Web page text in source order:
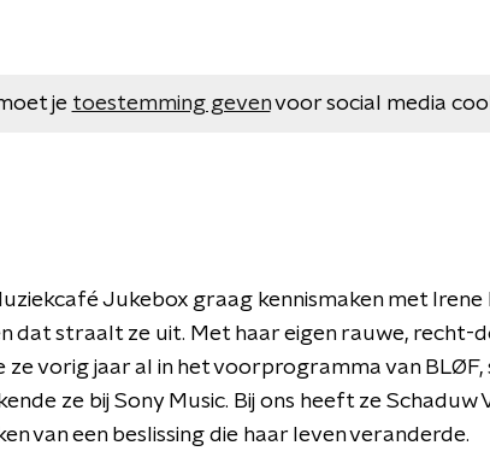
je toestemming gevenvoor social media
Jukebox graag kennismaken met Irene
dat straalt ze uit. Met haar eigen rauwe, recht-
vorig jaar al in het voorprogramma van BLØF,
ze bij Sony Music. Bij ons heeft ze Schaduw
van een beslissing die haar leven veranderde.